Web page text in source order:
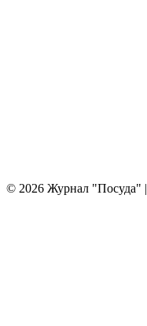
© 2026 Журнал "Посуда" |